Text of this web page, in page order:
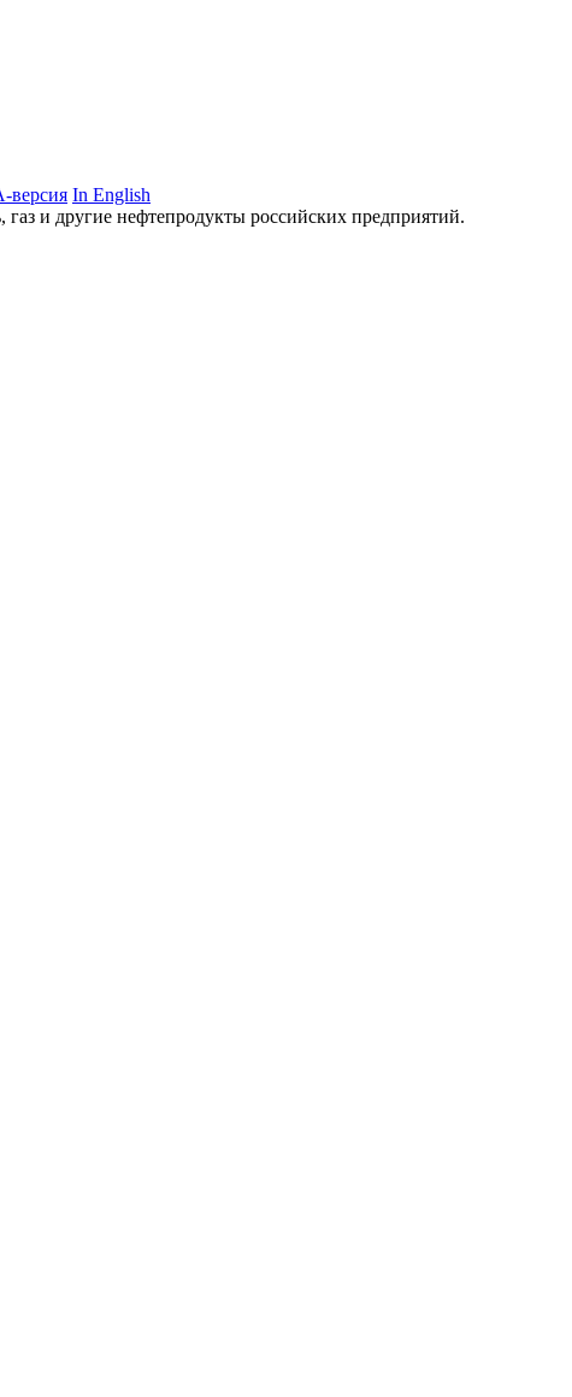
версия In English
и другие нефтепродукты российских предприятий.